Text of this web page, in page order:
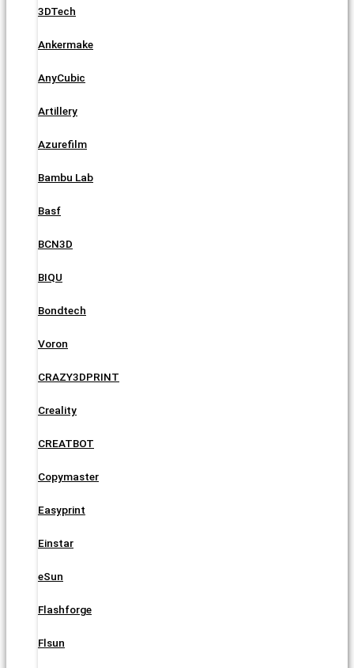
3DTech
Ankermake
AnyCubic
Artillery
Azurefilm
Bambu Lab
Basf
BCN3D
BIQU
Bondtech
Voron
CRAZY3DPRINT
Creality
CREATBOT
Copymaster
Easyprint
Einstar
eSun
Flashforge
Flsun